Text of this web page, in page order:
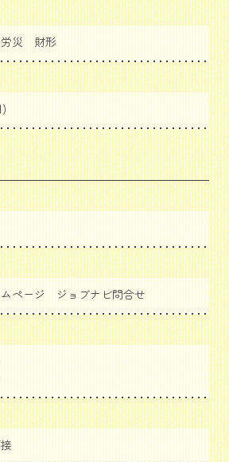
災 財形
ページ ジョブナビ問合せ